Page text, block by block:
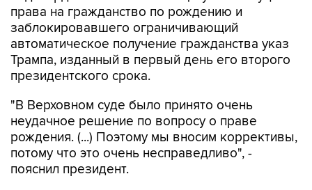
права на гражданство по рождению и
заблокировавшего ограничивающий
автоматическое получение гражданства указ
Трампа, изданный в первый день его второго
президентского срока.
"В Верховном суде было принято очень
неудачное решение по вопросу о праве
рождения. (...) Поэтому мы вносим коррективы,
потому что это очень несправедливо", -
пояснил президент.